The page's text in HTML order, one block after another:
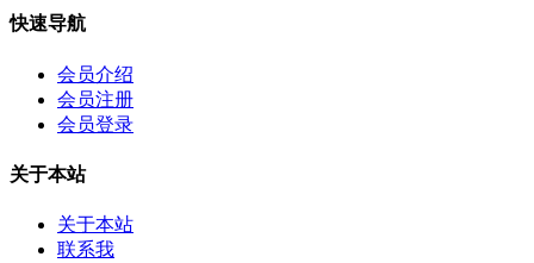
快速导航
会员介绍
会员注册
会员登录
关于本站
关于本站
联系我